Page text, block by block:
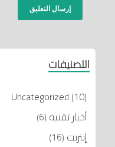
التصنيفات
Uncategorized (10)
أخبار تقنية (6)
إنترنت (16)